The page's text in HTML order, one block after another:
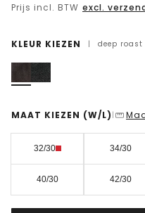
Prijs incl. BTW excl.
KLEUR KIEZEN | deep roast
MAAT KIEZEN (W/L) |
32/30 34/30
40/30 42/30